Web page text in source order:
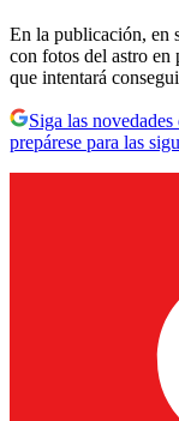
En la publicación, en
con fotos del astro en
que intentará
Siga las
prepárese para las